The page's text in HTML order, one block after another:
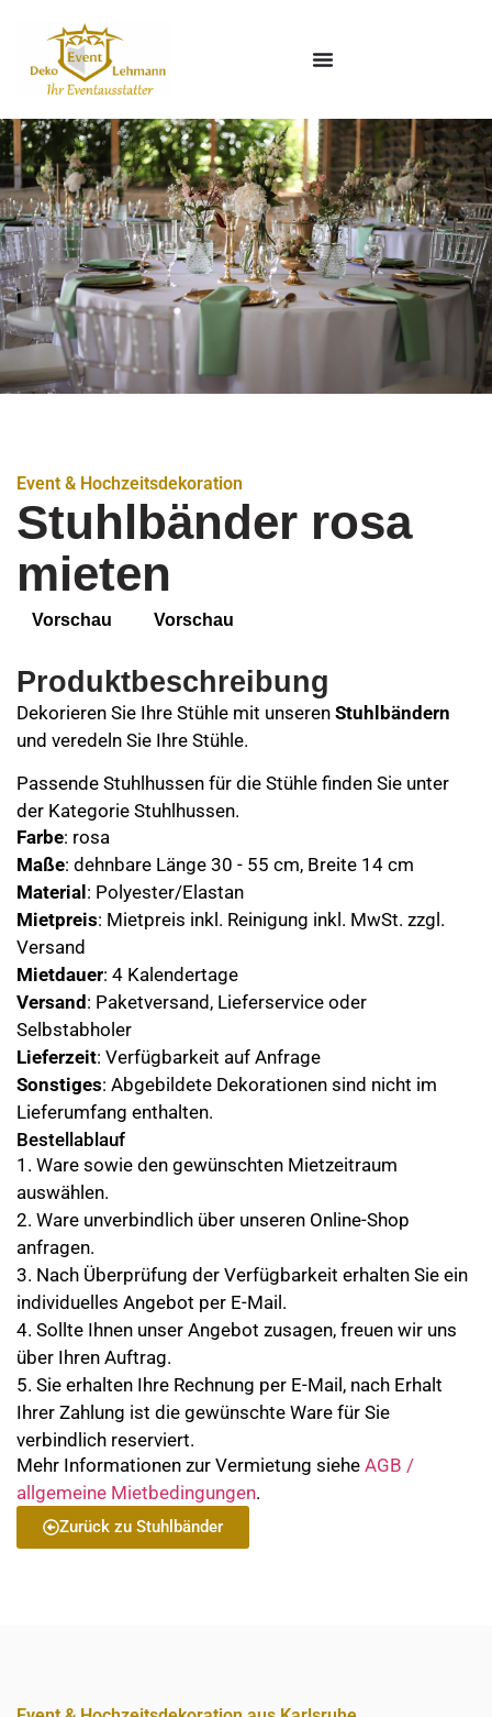
Event & Hochzeitsdekoration
Stuhlbänder rosa
mieten
Produktbeschreibung
Dekorieren Sie Ihre Stühle mit unseren Stuhlbändern
und veredeln Sie Ihre Stühle.
Passende Stuhlhussen für die Stühle finden Sie unter
der Kategorie Stuhlhussen.
Farbe: rosa
Maße: dehnbare Länge 30 - 55 cm, Breite 14 cm
Material: Polyester/Elastan
Mietpreis: Mietpreis inkl. Reinigung inkl. MwSt. zzgl.
Versand
Mietdauer: 4 Kalendertage
Versand: Paketversand, Lieferservice oder
Selbstabholer
Lieferzeit: Verfügbarkeit auf Anfrage
Sonstiges: Abgebildete Dekorationen sind nicht im
Lieferumfang enthalten.
Vorschau Vorschau
Bestellablauf
1. Ware sowie den gewünschten Mietzeitraum
auswählen.
2. Ware unverbindlich über unseren Online-Shop
anfragen.
3. Nach Überprüfung der Verfügbarkeit erhalten Sie ein
individuelles Angebot per E-Mail.
4. Sollte Ihnen unser Angebot zusagen, freuen wir uns
über Ihren Auftrag.
5. Sie erhalten Ihre Rechnung per E-Mail, nach Erhalt
Ihrer Zahlung ist die gewünschte Ware für Sie
verbindlich reserviert.
Mehr Informationen zur Vermietung siehe AGB /
allgemeine Mietbedingungen.
Zurück zu Stuhlbänder